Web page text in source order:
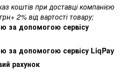
коштів при доставці компанією
2% від вартості товару;
за допомогою сервісу
за допомогою сервісу LiqPay
рахунок